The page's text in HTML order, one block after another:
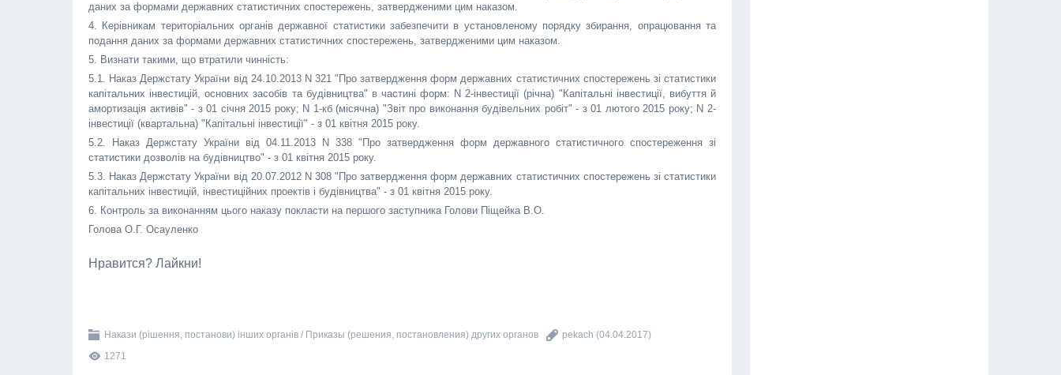
даних за формами державних статистичних спостережень, затвердженими цим наказом.
4. Керівникам територіальних органів державної статистики забезпечити в установленому порядку збирання, опрацювання та
подання даних за формами державних статистичних спостережень, затвердженими цим наказом.
5. Визнати такими, що втратили чинність:
5.1. Наказ Держстату України від 24.10.2013 N 321 "Про затвердження форм державних статистичних спостережень зі статистики
капітальних інвестицій, основних засобів та будівництва" в частині форм: N 2-інвестиції (річна) "Капітальні інвестиції, вибуття й
амортизація активів" - з 01 січня 2015 року; N 1-кб (місячна) "Звіт про виконання будівельних робіт" - з 01 лютого 2015 року; N 2-
інвестиції (квартальна) "Капітальні інвестиції" - з 01 квітня 2015 року.
5.2. Наказ Держстату України від 04.11.2013 N 338 "Про затвердження форм державного статистичного спостереження зі
статистики дозволів на будівництво" - з 01 квітня 2015 року.
5.3. Наказ Держстату України від 20.07.2012 N 308 "Про затвердження форм державних статистичних спостережень зі статистики
капітальних інвестицій, інвестиційних проектів і будівництва" - з 01 квітня 2015 року.
6. Контроль за виконанням цього наказу покласти на першого заступника Голови Піщейка В.О.
Голова О.Г. Осауленко
Нравится? Лайкни!
Накази (рішення, постанови) інших органів / Приказы (решения, постановления) других органов pekach (04.04.2017)
1271